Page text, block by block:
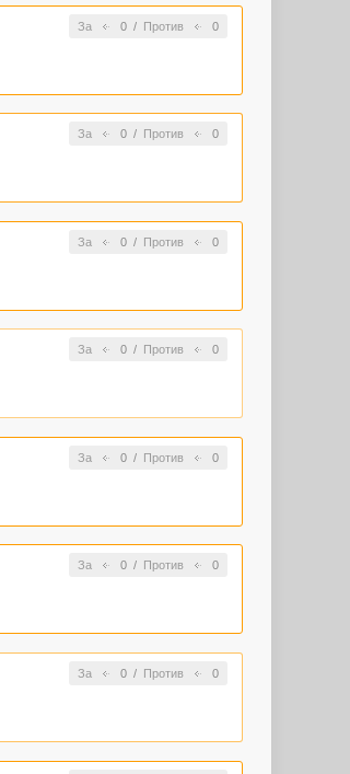
За 0/ Против 0
За 0/ Против 0
За 0/ Против 0
За 0/ Против 0
За 0/ Против 0
За 0/ Против 0
За 0/ Против 0